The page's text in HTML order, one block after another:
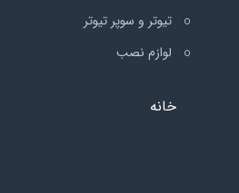
تیوتر و سوپر تیوتر
لوازم نصب
خانه